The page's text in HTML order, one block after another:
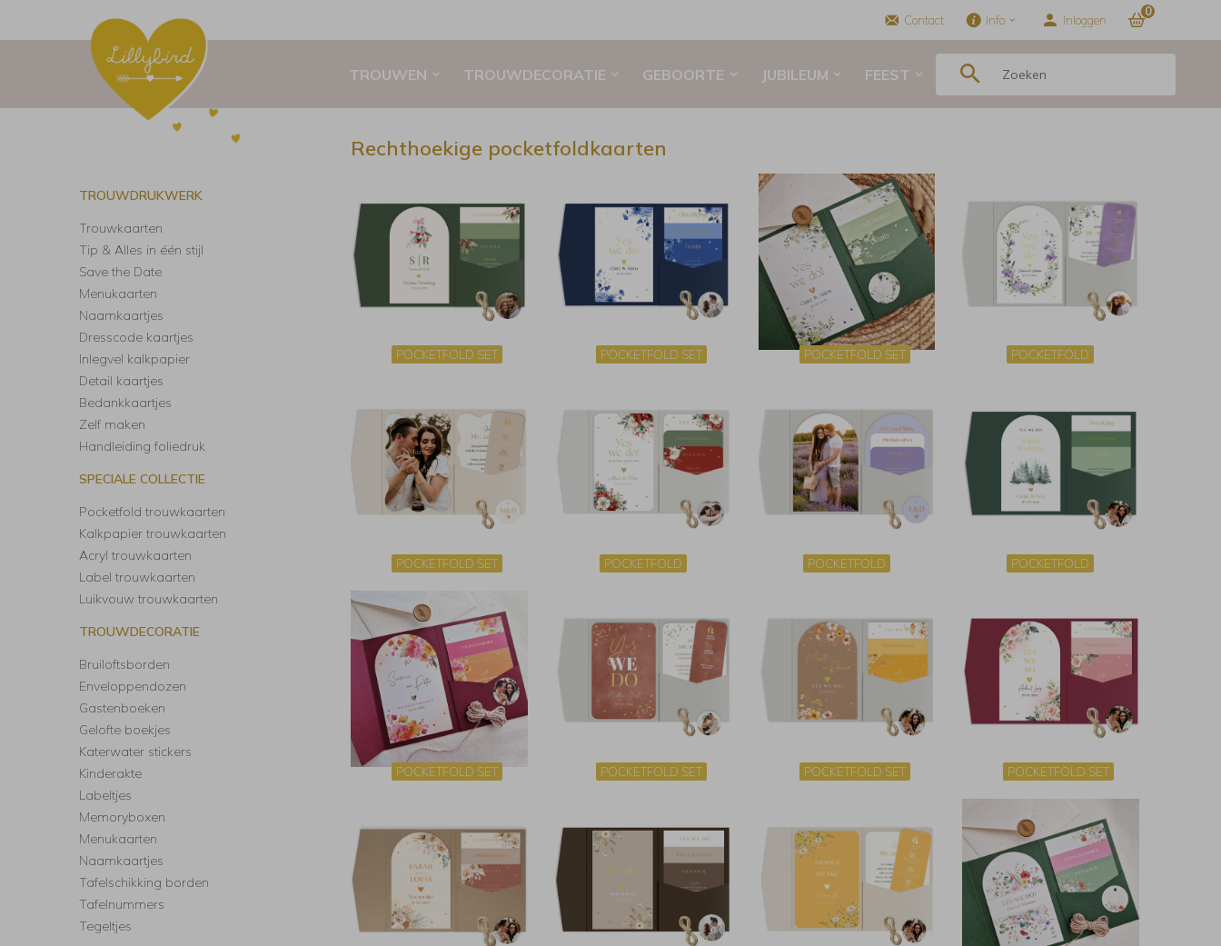
Contact Info Inloggen
0
TROUWEN TROUWDECORATIE GEBOORTE JUBILEUM FEEST
TROUWDRUKWERK
Trouwkaarten
Tip & Alles in één stijl
Save the Date
Menukaarten
Naamkaartjes
Dresscode kaartjes
Inlegvel kalkpapier
Detail kaartjes
Bedankkaartjes
Zelf maken
Handleiding foliedruk
SPECIALE COLLECTIE
Pocketfold trouwkaarten
Kalkpapier trouwkaarten
Acryl trouwkaarten
Label trouwkaarten
Luikvouw trouwkaarten
TROUWDECORATIE
Bruiloftsborden
Enveloppendozen
Gastenboeken
Gelofte boekjes
Katerwater stickers
Kinderakte
Labeltjes
Memoryboxen
Menukaarten
Naamkaartjes
Tafelschikking borden
Tafelnummers
Tegeltjes
Rechthoekige pocketfoldkaarten
POCKETFOLD SET POCKETFOLD SET POCKETFOLD SET POCKETFOLD
POCKETFOLD SET POCKETFOLD POCKETFOLD POCKETFOLD
POCKETFOLD SET POCKETFOLD SET POCKETFOLD SET POCKETFOLD SET